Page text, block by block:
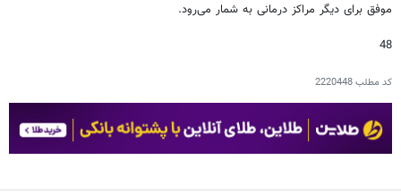
موفق برای دیگر مراکز درمانی به شمار می‌رود.
48
کد مطلب2220448